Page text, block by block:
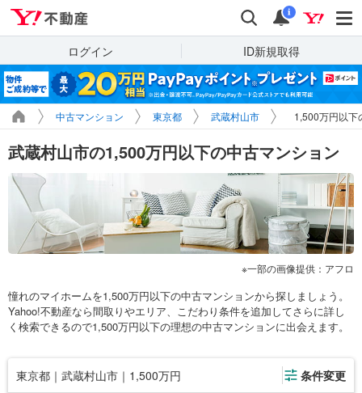
検索 通知
i
ログイン ID新規取得
中古マンション 東京都 武蔵村山市 1,500万円以下
武蔵村山市の1,500万円以下の中古マンション
一部の画像提供：アフロ
憧れのマイホームを1,500万円以下の中古マンションから探しましょう。
Yahoo!不動産なら間取りやエリア、こだわり条件を追加してさらに詳し
く検索できるので1,500万円以下の理想の中古マンションに出会えます。
東京都｜武蔵村山市｜1,500万円 条件変更